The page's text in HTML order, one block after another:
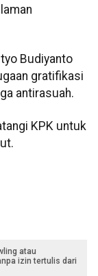
Budiyanto
gratifikasi
antirasuah.
KPK untuk
atau
izin tertulis dari